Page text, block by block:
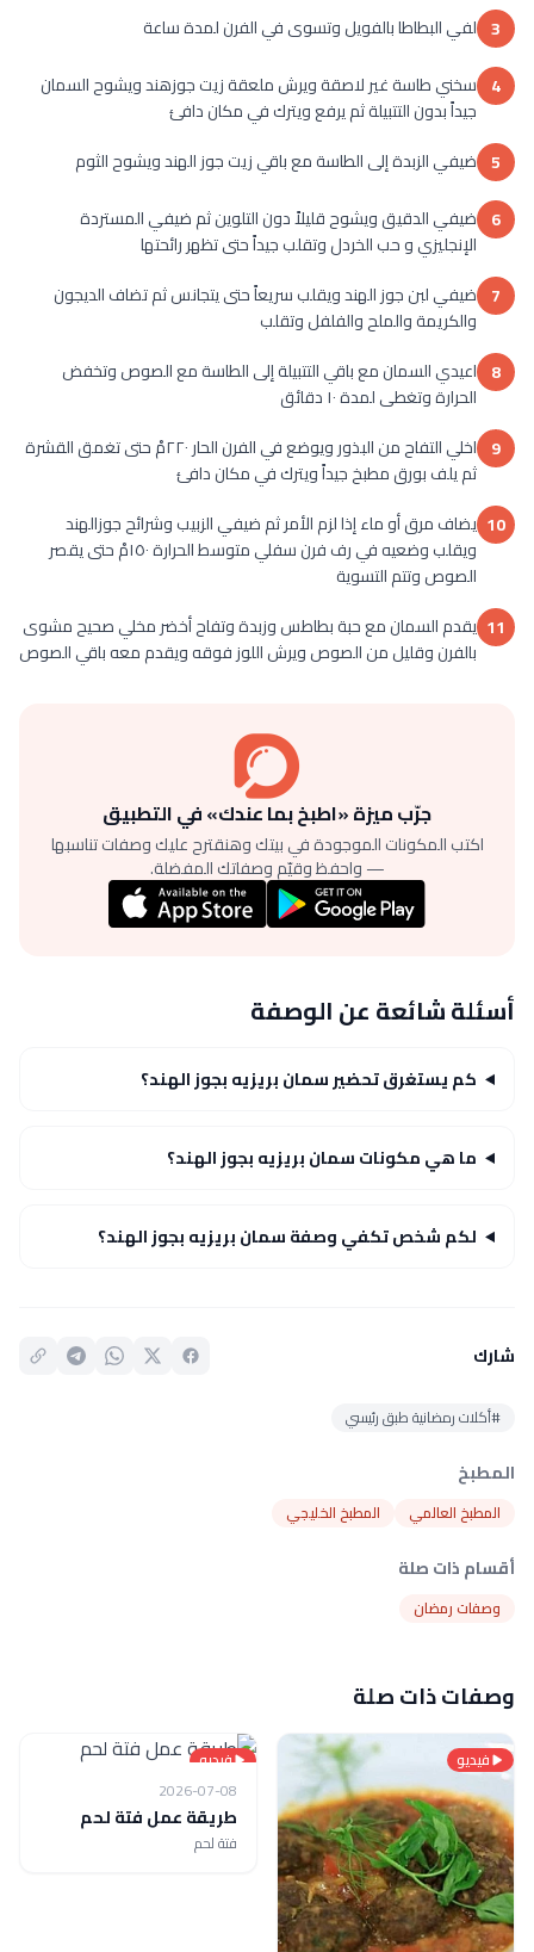
3 لفي البطاطا بالفويل وتسوى في الفرن لمدة ساعة
4 سخني طاسة غير لاصقة ويرش ملعقة زيت جوزهند ويشوح السمان
جيداً بدون التتبيلة ثم يرفع ويترك في مكان دافئ
5 ضيفي الزبدة إلى الطاسة مع باقي زيت جوز الهند ويشوح الثوم
6 ضيفي الدقيق ويشوح قليلاً دون التلوين ثم ضيفي المستردة
الإنجليزي و حب الخردل وتقلب جيداً حتى تظهر رائحتها
7 ضيفي لبن جوز الهند ويقلب سريعاً حتى يتجانس ثم تضاف الديجون
والكريمة والملح والفلفل وتقلب
8 اعيدي السمان مع باقي التتبيلة إلى الطاسة مع الصوص وتخفض
الحرارة وتغطى لمدة ١٠ دقائق
9
اخلي التفاح من البذور ويوضع في الفرن الحار ٢٢٠مْ حتى تغمق القشرة
ثم يلف بورق مطبخ جيداً ويترك في مكان دافئ
10 يضاف مرق أو ماء إذا لزم الأمر ثم ضيفي الزبيب وشرائح جوزالهند
ويقلب وضعيه في رف فرن سفلي متوسط الحرارة ١٥٠مْ حتى يقصر
الصوص وتتم التسوية
11 يقدم السمان مع حبة بطاطس وزبدة وتفاح أخضر مخلي صحيح مشوى
بالفرن وقليل من الصوص ويرش اللوز فوقه ويقدم معه باقي الصوص
جرّب ميزة «اطبخ بما عندك» في التطبيق
اكتب المكونات الموجودة في بيتك وهنقترح عليك وصفات تناسبها
— واحفظ وقيّم وصفاتك المفضلة.
أسئلة شائعة عن الوصفة
كم يستغرق تحضير سمان بريزيه بجوز الهند؟
ما هي مكونات سمان بريزيه بجوز الهند؟
لكم شخص تكفي وصفة سمان بريزيه بجوز الهند؟
شارك
#أكلات رمضانية طبق رئيسي
المطبخ
المطبخ العالمي المطبخ الخليجي
أقسام ذات صلة
وصفات رمضان
وصفات ذات صلة
فيديو
فيديو
2026-07-08
طريقة عمل فتة لحم
فتة لحم